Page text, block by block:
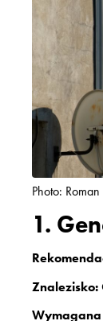
Photo:
1.
Znalezisko: